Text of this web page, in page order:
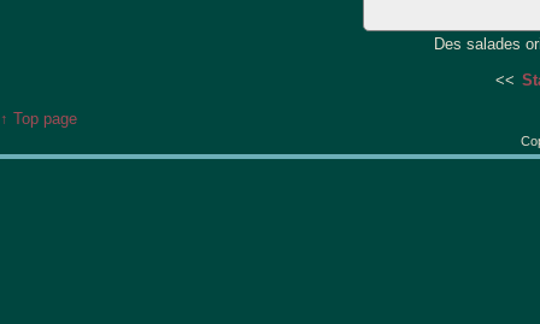
Des salades
<<
↑ Top page